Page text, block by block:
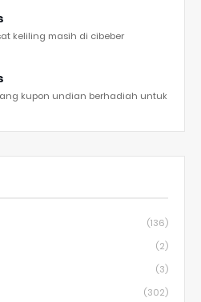
keliling masih di cibeber
kupon undian berhadiah untuk
(136)
(2)
(3)
(302)